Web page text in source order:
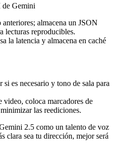
Gemini
almacena un JSON
lecturas reproducibles.
la latencia y almacena en caché
si es necesario y tono de sala para
video, coloca marcadores de
las reediciones.
2.5 como un talento de voz
clara sea tu dirección, mejor será